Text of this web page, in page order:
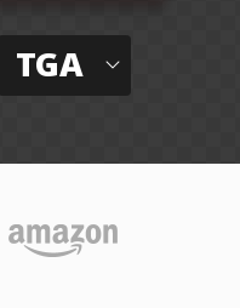
TGA